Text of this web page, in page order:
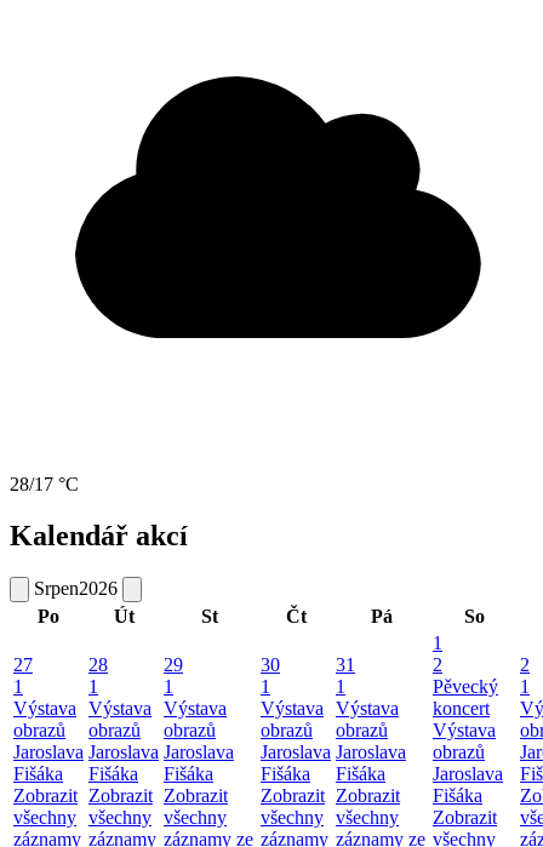
28/17 °C
Kalendář akcí
Srpen2026
Po
Út St Čt Pá So
27
1
Výstava
obrazů
Jaroslava
Fišáka
Zobrazit
všechny
záznamy
28
1
Výstava
obrazů
Jaroslava
Fišáka
Zobrazit
všechny
záznamy
29
1
Výstava
obrazů
Jaroslava
Fišáka
Zobrazit
všechny
záznamy ze
30
1
Výstava
obrazů
Jaroslava
Fišáka
Zobrazit
všechny
záznamy
31
1
Výstava
obrazů
Jaroslava
Fišáka
Zobrazit
všechny
záznamy ze
1
2
Pěvecký
koncert
Výstava
obrazů
Jaroslava
Fišáka
Zobrazit
všechny
2
1